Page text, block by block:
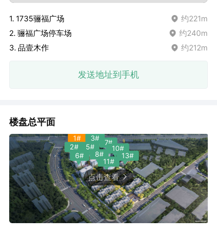
1. 1735骊福广场
约221m
2. 骊福广场停车场
约240m
3. 品壹木作
约212m
5. 品壹筑家软装整案馆
8. 骊福广场停车场(出入口)
9. 供销好便利(骊福广场店)
约211m
10. 克洛伊匠心摄影(骊福广场店)
约254m
11. 新宝堂(骊福广场店)
约209m
12. 觅茗坊(骊福广场店)
约217m
13. 品茗论壶(骊福广场店)
约258m
发送地址到手机
楼盘总平面
1#
2#
3#
5#
7#
10#
6#
8#
11#
13#
点击查看